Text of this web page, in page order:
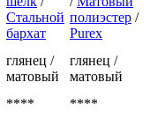
Стальной
бархат
полиэстер /
Purex
глянец /
матовый
глянец /
матовый
****
****